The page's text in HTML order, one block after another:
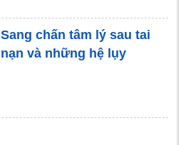
Sang chấn tâm lý sau tai
nạn và những hệ lụy